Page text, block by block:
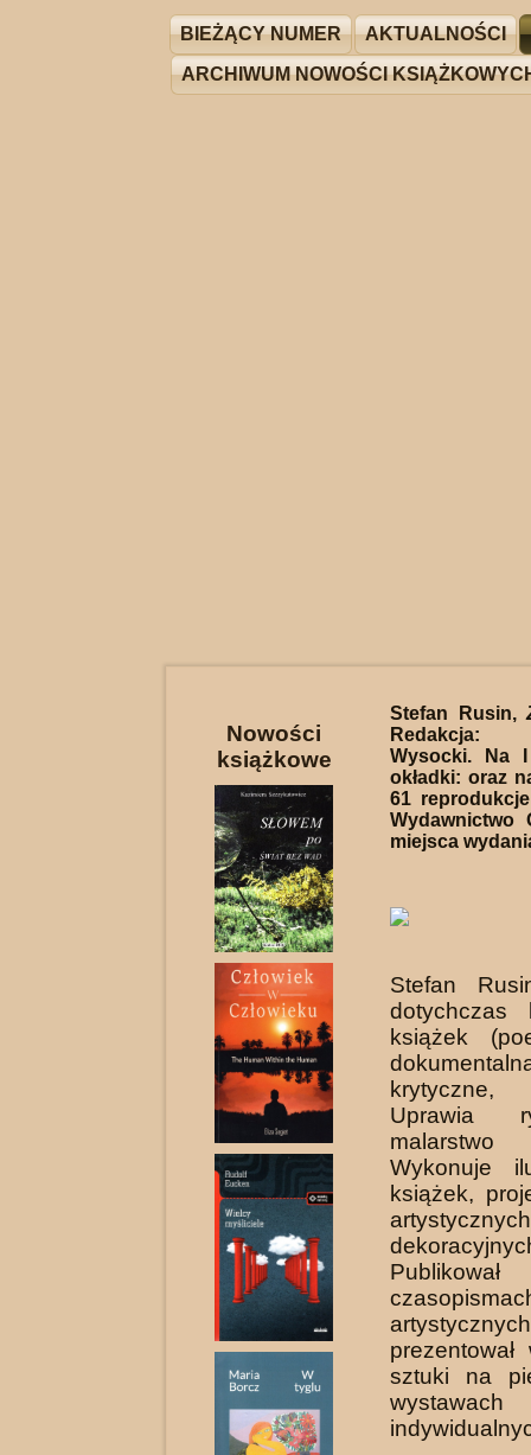
BIEŻĄCY NUMER AKTUALNOŚCI
ARCHIWUM NOWOŚCI
Nowości
książkowe
Stefan Rusin,
Redakcja:
Wysocki. Na
okładki: oraz
61
Wydawnictwo
miejsca
Stefan
dotychczas
książek
Uprawia
malarstwo
Wykonuje
książek,
sztuki na
wystawach